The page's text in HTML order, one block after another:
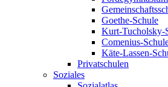
Goethe-Schule
Kurt-Tucholsky-
Comenius-
Käte-Lassen-
Privatschulen
Soziales